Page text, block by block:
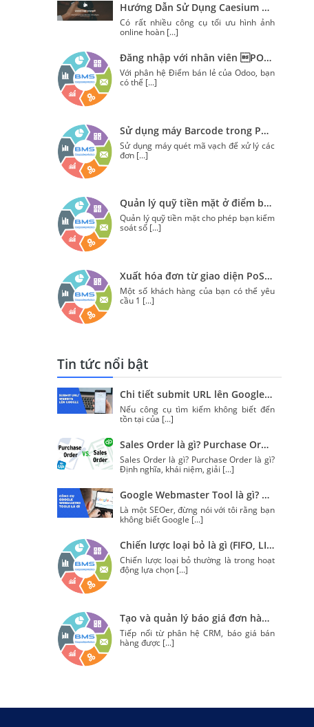
Hướng Dẫn Sử Dụng Caesium Để Nén Hình Ảnh
Có rất nhiều công cụ tối ưu hình ảnh
online hoàn [...]
Đăng nhập với nhân viên POS Odoo
Với phân hệ Điểm bán lẻ của Odoo, bạn
có thể [...]
Sử dụng máy Barcode trong Pos Odoo
Sử dụng máy quét mã vạch để xử lý các
đơn [...]
Quản lý quỹ tiền mặt ở điểm bán lẻ trong Odoo
Quản lý quỹ tiền mặt cho phép bạn kiểm
soát số [...]
Xuất hóa đơn từ giao diện PoS trong Odoo
Một số khách hàng của bạn có thể yêu
cầu 1 [...]
Tin tức nổi bật
Chi tiết submit URL lên Google nhanh chóng (update 2020)
Nếu công cụ tìm kiếm không biết đến
tồn tại của [...]
Sales Order là gì? Purchase Order là gì?
Sales Order là gì? Purchase Order là gì?
Định nghĩa, khái niệm, giải [...]
Google Webmaster Tool là gì? Cách sử dụng để nâng tầm kĩ năng SEO
Là một SEOer, đừng nói với tôi rằng bạn
không biết Google [...]
Chiến lược loại bỏ là gì (FIFO, LIFO, and FEFO) trong Odoo?
Chiến lược loại bỏ thường là trong hoạt
động lựa chọn [...]
Tạo và quản lý báo giá đơn hàng với Odoo
Tiếp nối từ phân hệ CRM, báo giá bán
hàng được [...]